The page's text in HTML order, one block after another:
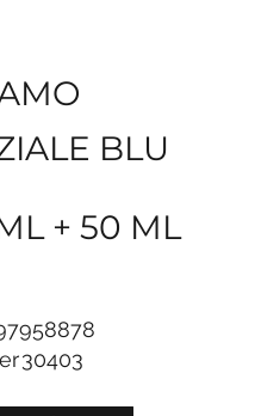
BLU
+ 50 ML
30403